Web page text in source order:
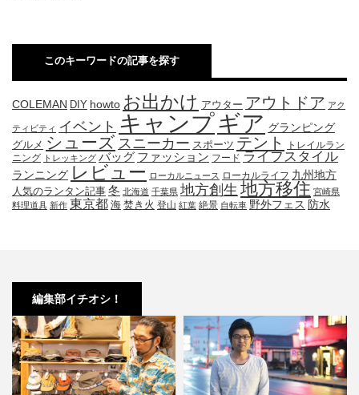
このキーワードの記事を探す
COLEMAN DIY howto お出かけ アウター アウトドア アク
ティビティ イベント キャンプギア グランピング
グルメ シューズ スニーカー スポーツ テント
トレイルラン
ニング トレッキング バッグ ファッション フード ライフスタイル
ランニング レビュー ローカルニュース ローカルライフ 九州地方
人気のランタン記事 冬 北海道 千葉県 地方創生 地方移住 宮崎県
料理道具 新作 東京都 海 焚き火 登山 紅葉 絶景 自転車 野外フェス 防水
編集部イチオシ！